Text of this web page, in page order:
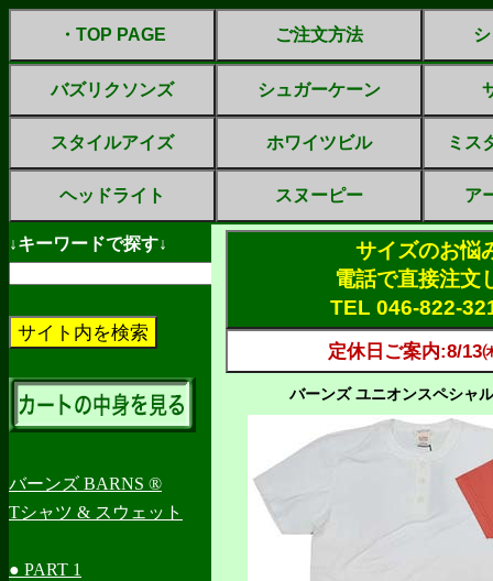
・TOP PAGE ご注文方法
バズリクソンズ シュガーケーン
スタイルアイズ ホワイツビル ミス
ヘッドライト スヌーピー ア
↓キーワードで探す↓
バーンズ BARNS ®
Tシャツ & スウェット
● PART 1
サイズのお悩
電話で直接注文
TEL 046-822-
定休日ご案内:8/13
バーンズ ユニオンスペシャ